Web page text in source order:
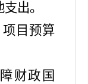
出。
目预算
财政国